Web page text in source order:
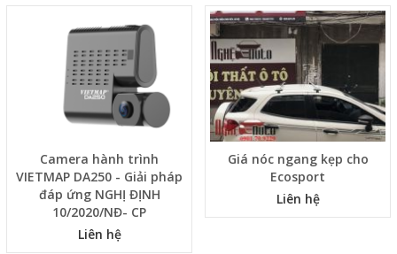
Camera hành trình
VIETMAP DA250 - Giải pháp
đáp ứng NGHỊ ĐỊNH
10/2020/NĐ- CP
Liên hệ
Giá nóc ngang kẹp cho
Ecosport
Liên hệ